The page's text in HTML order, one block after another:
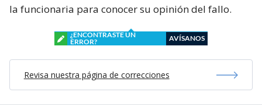
la funcionaria para conocer su opinión del fallo.
¿ENCONTRASTE UN
ERROR?
AVÍSANOS
Revisa nuestra página de correcciones